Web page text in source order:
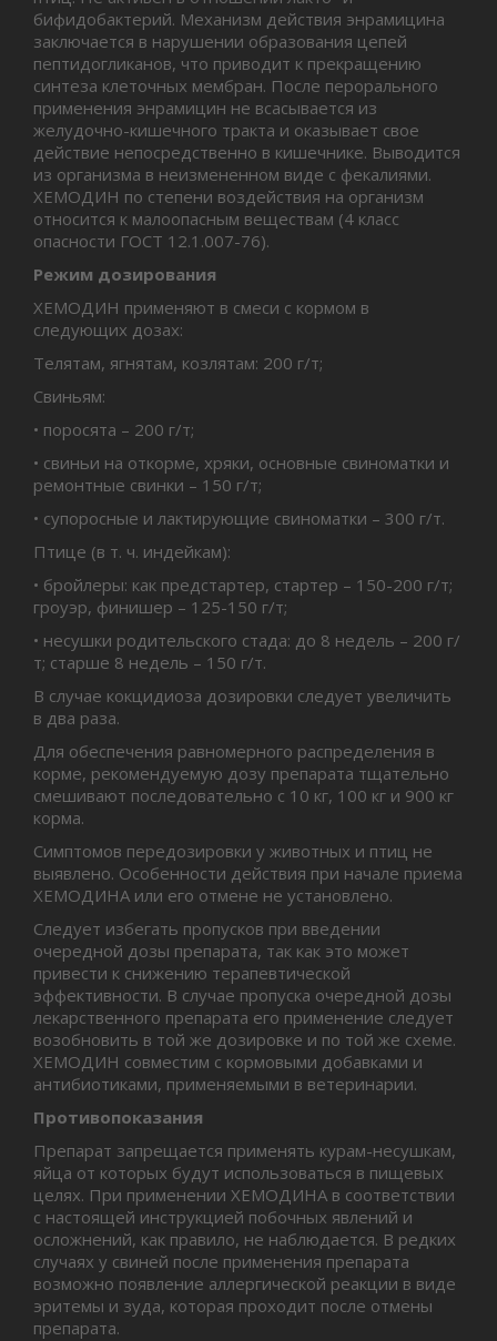
бифидобактерий. Механизм действия энрамицина
заключается в нарушении образования цепей
пептидогликанов, что приводит к прекращению
синтеза клеточных мембран. После перорального
применения энрамицин не всасывается из
желудочно-кишечного тракта и оказывает свое
действие непосредственно в кишечнике. Выводится
из организма в неизмененном виде с фекалиями.
ХЕМОДИН по степени воздействия на организм
относится к малоопасным веществам (4 класс
опасности ГОСТ 12.1.007-76).
Режим дозирования
ХЕМОДИН применяют в смеси с кормом в
следующих дозах:
Телятам, ягнятам, козлятам: 200 г/т;
Свиньям:
• поросята – 200 г/т;
• свиньи на откорме, хряки, основные свиноматки и
ремонтные свинки – 150 г/т;
• супоросные и лактирующие свиноматки – 300 г/т.
Птице (в т. ч. индейкам):
• бройлеры: как предстартер, стартер – 150-200 г/т;
гроуэр, финишер – 125-150 г/т;
• несушки родительского стада: до 8 недель – 200 г/
т; старше 8 недель – 150 г/т.
В случае кокцидиоза дозировки следует увеличить
в два раза.
Для обеспечения равномерного распределения в
корме, рекомендуемую дозу препарата тщательно
смешивают последовательно с 10 кг, 100 кг и 900 кг
корма.
Симптомов передозировки у животных и птиц не
выявлено. Особенности действия при начале приема
ХЕМОДИНА или его отмене не установлено.
Следует избегать пропусков при введении
очередной дозы препарата, так как это может
привести к снижению терапевтической
эффективности. В случае пропуска очередной дозы
лекарственного препарата его применение следует
возобновить в той же дозировке и по той же схеме.
ХЕМОДИН совместим с кормовыми добавками и
антибиотиками, применяемыми в ветеринарии.
Противопоказания
Препарат запрещается применять курам-несушкам,
яйца от которых будут использоваться в пищевых
целях. При применении ХЕМОДИНА в соответствии
с настоящей инструкцией побочных явлений и
осложнений, как правило, не наблюдается. В редких
случаях у свиней после применения препарата
возможно появление аллергической реакции в виде
эритемы и зуда, которая проходит после отмены
препарата.